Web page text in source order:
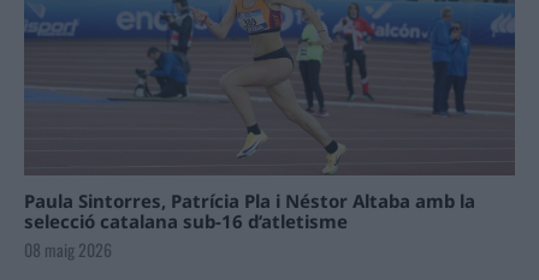
Paula Sintorres, Patrícia Pla i Néstor Altaba amb la
selecció catalana sub-16 d’atletisme
08 maig 2026